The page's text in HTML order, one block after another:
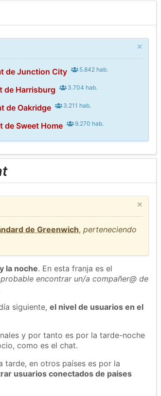
×
de Junction City 5.842 hab.
de Harrisburg 3.704 hab.
de Oakridge 3.211 hab.
de Sweet Home 9.270 hab.
×
de Greenwich,perteneciendo
la noche. En esta franja es el
encontrar un/a compañer@ de
siguiente,el nivel de usuarios en el
y por tanto es por la tarde-noche
como es el chat.
tarde, en otros países es por la
usuarios conectados de países